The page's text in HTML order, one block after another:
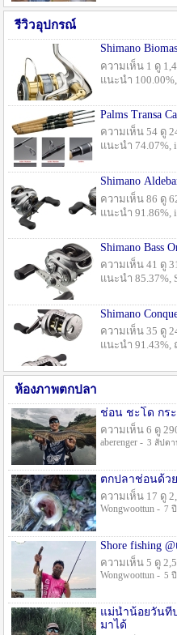
รีวิวอุปกรณ์
Shimano
ความเห็น 1 ดู
แนะนำ
Palms Transa
ความเห็น 54 ดู
แนะนำ 74.07%,
Shimano
ความเห็น 86 ดู
แนะนำ 91.86%,
Shimano Bass
ความเห็น 41 ดู
แนะนำ 85.37%,
Shimano
ความเห็น 35 ดู
แนะนำ
ห้องภาพตกปลา
ช่อน ชะโด กร
ความเห็น 6 ดู
aberenger - 3 สัปดา
ตกปลาช่อนด้ว
ความเห็น 17 ดู
Wongwoottun - 7 ปี
Shore fishing
ความเห็น 5 ดู
Wongwoottun - 5 ปี
แม่น้ำน้อยวันที่
มาได้